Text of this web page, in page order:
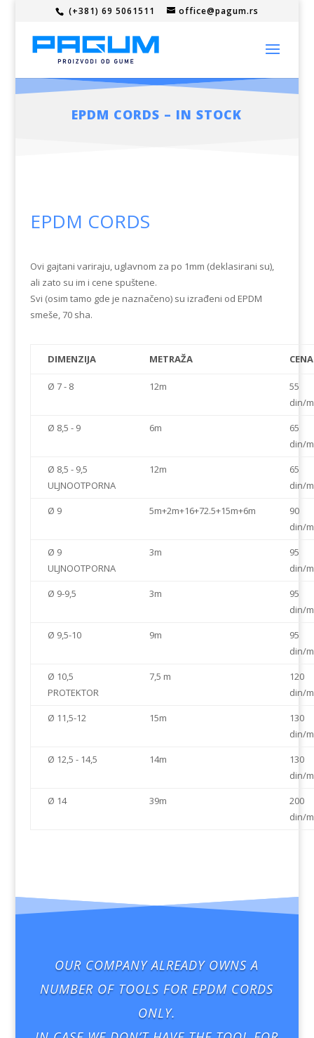
(+381) 69 5061511 office@pagum.rs
EPDM CORDS – IN STOCK
EPDM CORDS
Ovi gajtani variraju, uglavnom za po 1mm (deklasirani su),
ali zato su im i cene spuštene.
Svi (osim tamo gde je naznačeno) su izrađeni od EPDM
smeše, 70 sha.
DIMENZIJA METRAŽA CENA
Ø 7 - 8 12m
55
din/m
Ø 8,5 - 9
6m
65
din/m
Ø 8,5 - 9,5
ULJNOOTPORNA
12m
65
din/m
Ø 9
5m+2m+16+72.5+15m+6m
90
din/m
Ø 9
ULJNOOTPORNA
3m
95
din/m
Ø 9-9,5
3m
95
din/m
Ø 9,5-10
9m
95
din/m
Ø 10,5
PROTEKTOR
7,5 m
120
din/m
Ø 11,5-12
15m
130
din/m
Ø 12,5 - 14,5
14m
130
din/m
Ø 14
39m
200
din/m
OUR COMPANY ALREADY OWNS A
NUMBER OF TOOLS FOR EPDM CORDS
ONLY.